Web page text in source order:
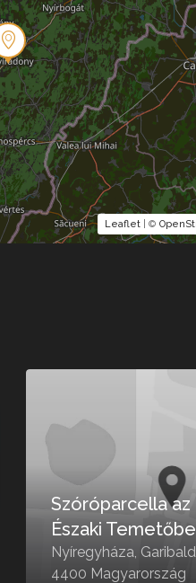
Leaflet| ©
Szóróparcella az
Északi
Nyíregyháza,
4400 Magyarország